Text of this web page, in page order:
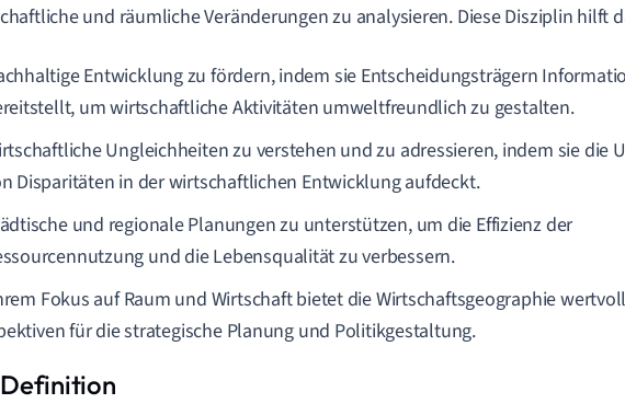
und räumliche Veränderungen zu analysieren. Diese Disziplin hilft
Entwicklung zu fördern, indem sie Entscheidungsträgern
um wirtschaftliche Aktivitäten umweltfreundlich zu gestalten.
Ungleichheiten zu verstehen und zu adressieren, indem sie die
Disparitäten in der wirtschaftlichen Entwicklung aufdeckt.
und regionale Planungen zu unterstützen, um die Effizienz der
und die Lebensqualität zu verbessern.
Fokus auf Raum und Wirtschaft bietet die Wirtschaftsgeographie
für die strategische Planung und Politikgestaltung.